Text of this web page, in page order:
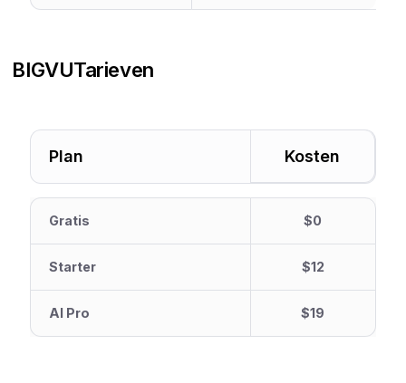
BIGVUTarieven
Plan Kosten
Gratis $0
Starter $12
AI Pro $19